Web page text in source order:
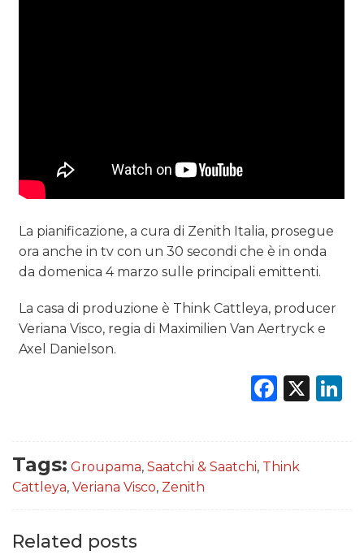
La pianificazione, a cura di Zenith Italia, prosegue
ora anche in tv con un 30 secondi che è in onda
da domenica 4 marzo sulle principali emittenti.
La casa di produzione è Think Cattleya, producer
Veriana Visco, regia di Maximilien Van Aertryck e
Axel Danielson.
X
Tags: Groupama, Saatchi & Saatchi, Think
Cattleya, Veriana Visco, Zenith
Related posts